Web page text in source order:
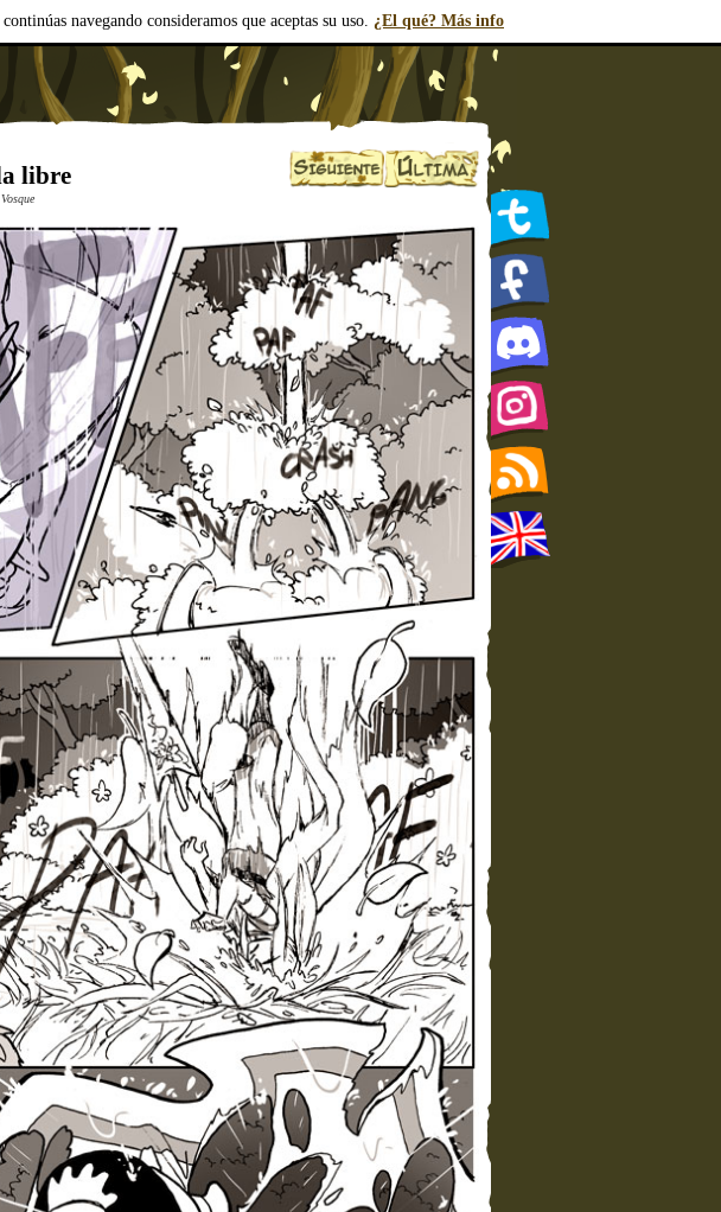
navegando consideramos que aceptas su uso. ¿El qué? Más info
libre